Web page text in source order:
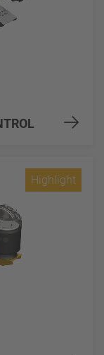
Highlight